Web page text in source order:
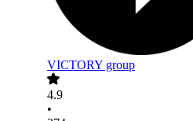
VICTORY group
4.9
•